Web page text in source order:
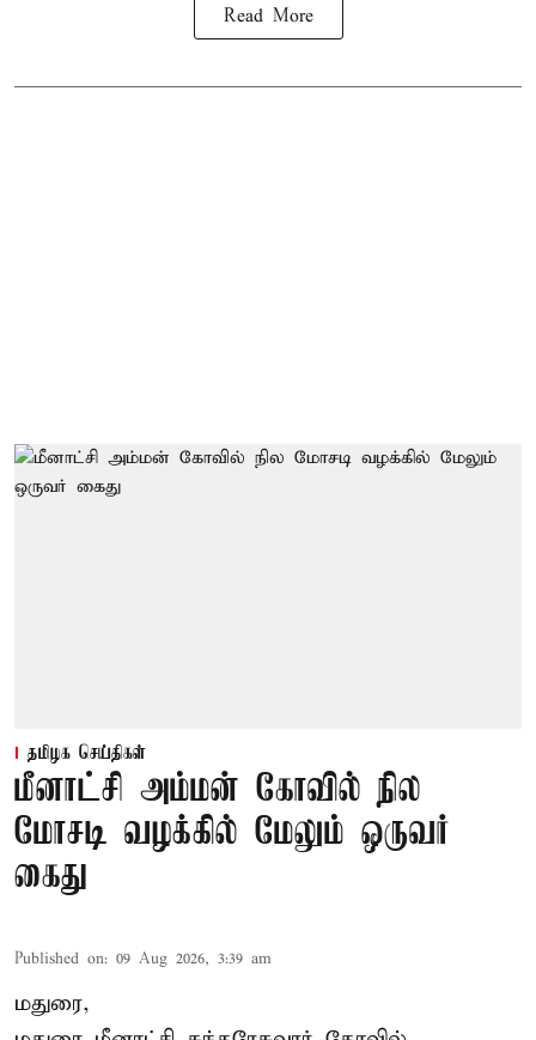
Read More
தமிழக செய்திகள்
மீனாட்சி அம்மன் கோவில் நில
மோசடி வழக்கில் மேலும் ஒருவர்
கைது
Published on: 09 Aug 2026, 3:39 am
மதுரை,